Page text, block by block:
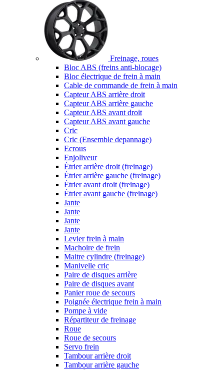
Freinage, roues
Bloc ABS (freins anti-blocage)
Bloc électrique de frein à main
Cable de commande de frein à main
Capteur ABS arrière droit
Capteur ABS arrière gauche
Capteur ABS avant droit
Capteur ABS avant gauche
Cric
Cric (Ensemble depannage)
Ecrous
Enjoliveur
Étrier arrière droit (freinage)
Étrier arrière gauche (freinage)
Étrier avant droit (freinage)
Étrier avant gauche (freinage)
Jante
Jante
Jante
Jante
Levier frein à main
Machoire de frein
Maitre cylindre (freinage)
Manivelle cric
Paire de disques arrière
Paire de disques avant
Panier roue de secours
Poignée électrique frein à main
Pompe à vide
Répartiteur de freinage
Roue
Roue de secours
Servo frein
Tambour arrière droit
Tambour arrière gauche